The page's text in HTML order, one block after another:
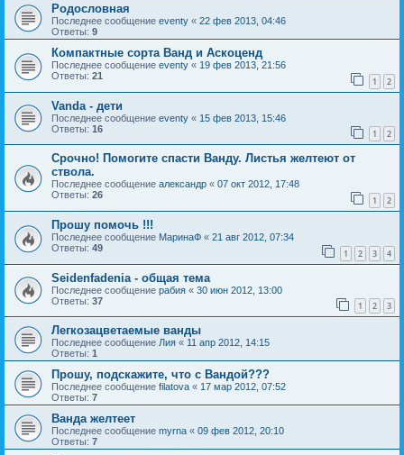
Родословная
Последнее сообщение eventy « 22 фев 2013, 04:46
Ответы: 9
Компактные сорта Ванд и Аскоценд
Последнее сообщение eventy « 19 фев 2013, 21:56
Ответы: 21 1 2
Vanda - дети
Последнее сообщение eventy « 15 фев 2013, 15:46
Ответы: 16 1 2
Срочно! Помогите спасти Ванду. Листья желтеют от
ствола.
Последнее сообщение александр « 07 окт 2012, 17:48
Ответы: 26 1 2
Прошу помочь !!!
Последнее сообщение МаринаФ « 21 авг 2012, 07:34
Ответы: 49 1 2 3 4
Seidenfadenia - общая тема
Последнее сообщение рабия « 30 июн 2012, 13:00
Ответы: 37 1 2 3
Легкозацветаемые ванды
Последнее сообщение Лия « 11 апр 2012, 14:15
Ответы: 1
Прошу, подскажите, что с Вандой???
Последнее сообщение filatova « 17 мар 2012, 07:52
Ответы: 7
Ванда желтеет
Последнее сообщение myrna « 09 фев 2012, 20:10
Ответы: 7